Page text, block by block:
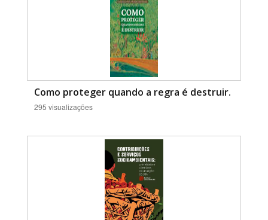
Como proteger quando a regra é destruir.
295 visualizações